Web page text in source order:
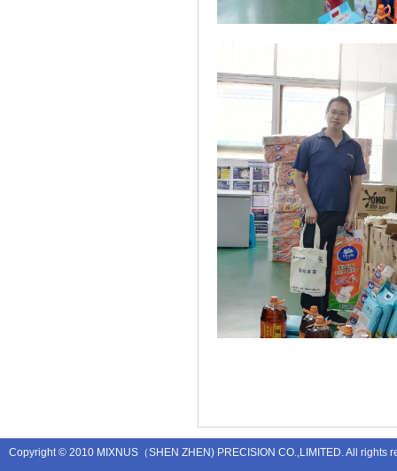
Copyright © 2010 MIXNUS（SHEN ZHEN) PRECISION CO.,LIMITED. All rights